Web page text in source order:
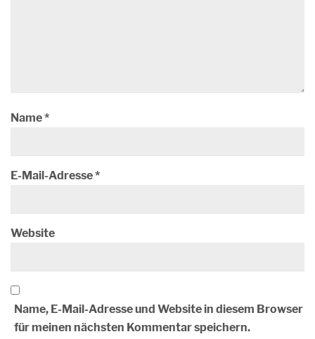
Name*
E-Mail-Adresse*
Website
Name, E-Mail-Adresse und Website in diesem Browser
für meinen nächsten Kommentar speichern.